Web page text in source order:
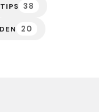
TIPS 38
20